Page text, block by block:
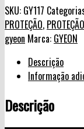
SKU: GY117
PROTEÇÃO,
gyeon Marca: GYEON
Descrição
Informação
Descrição